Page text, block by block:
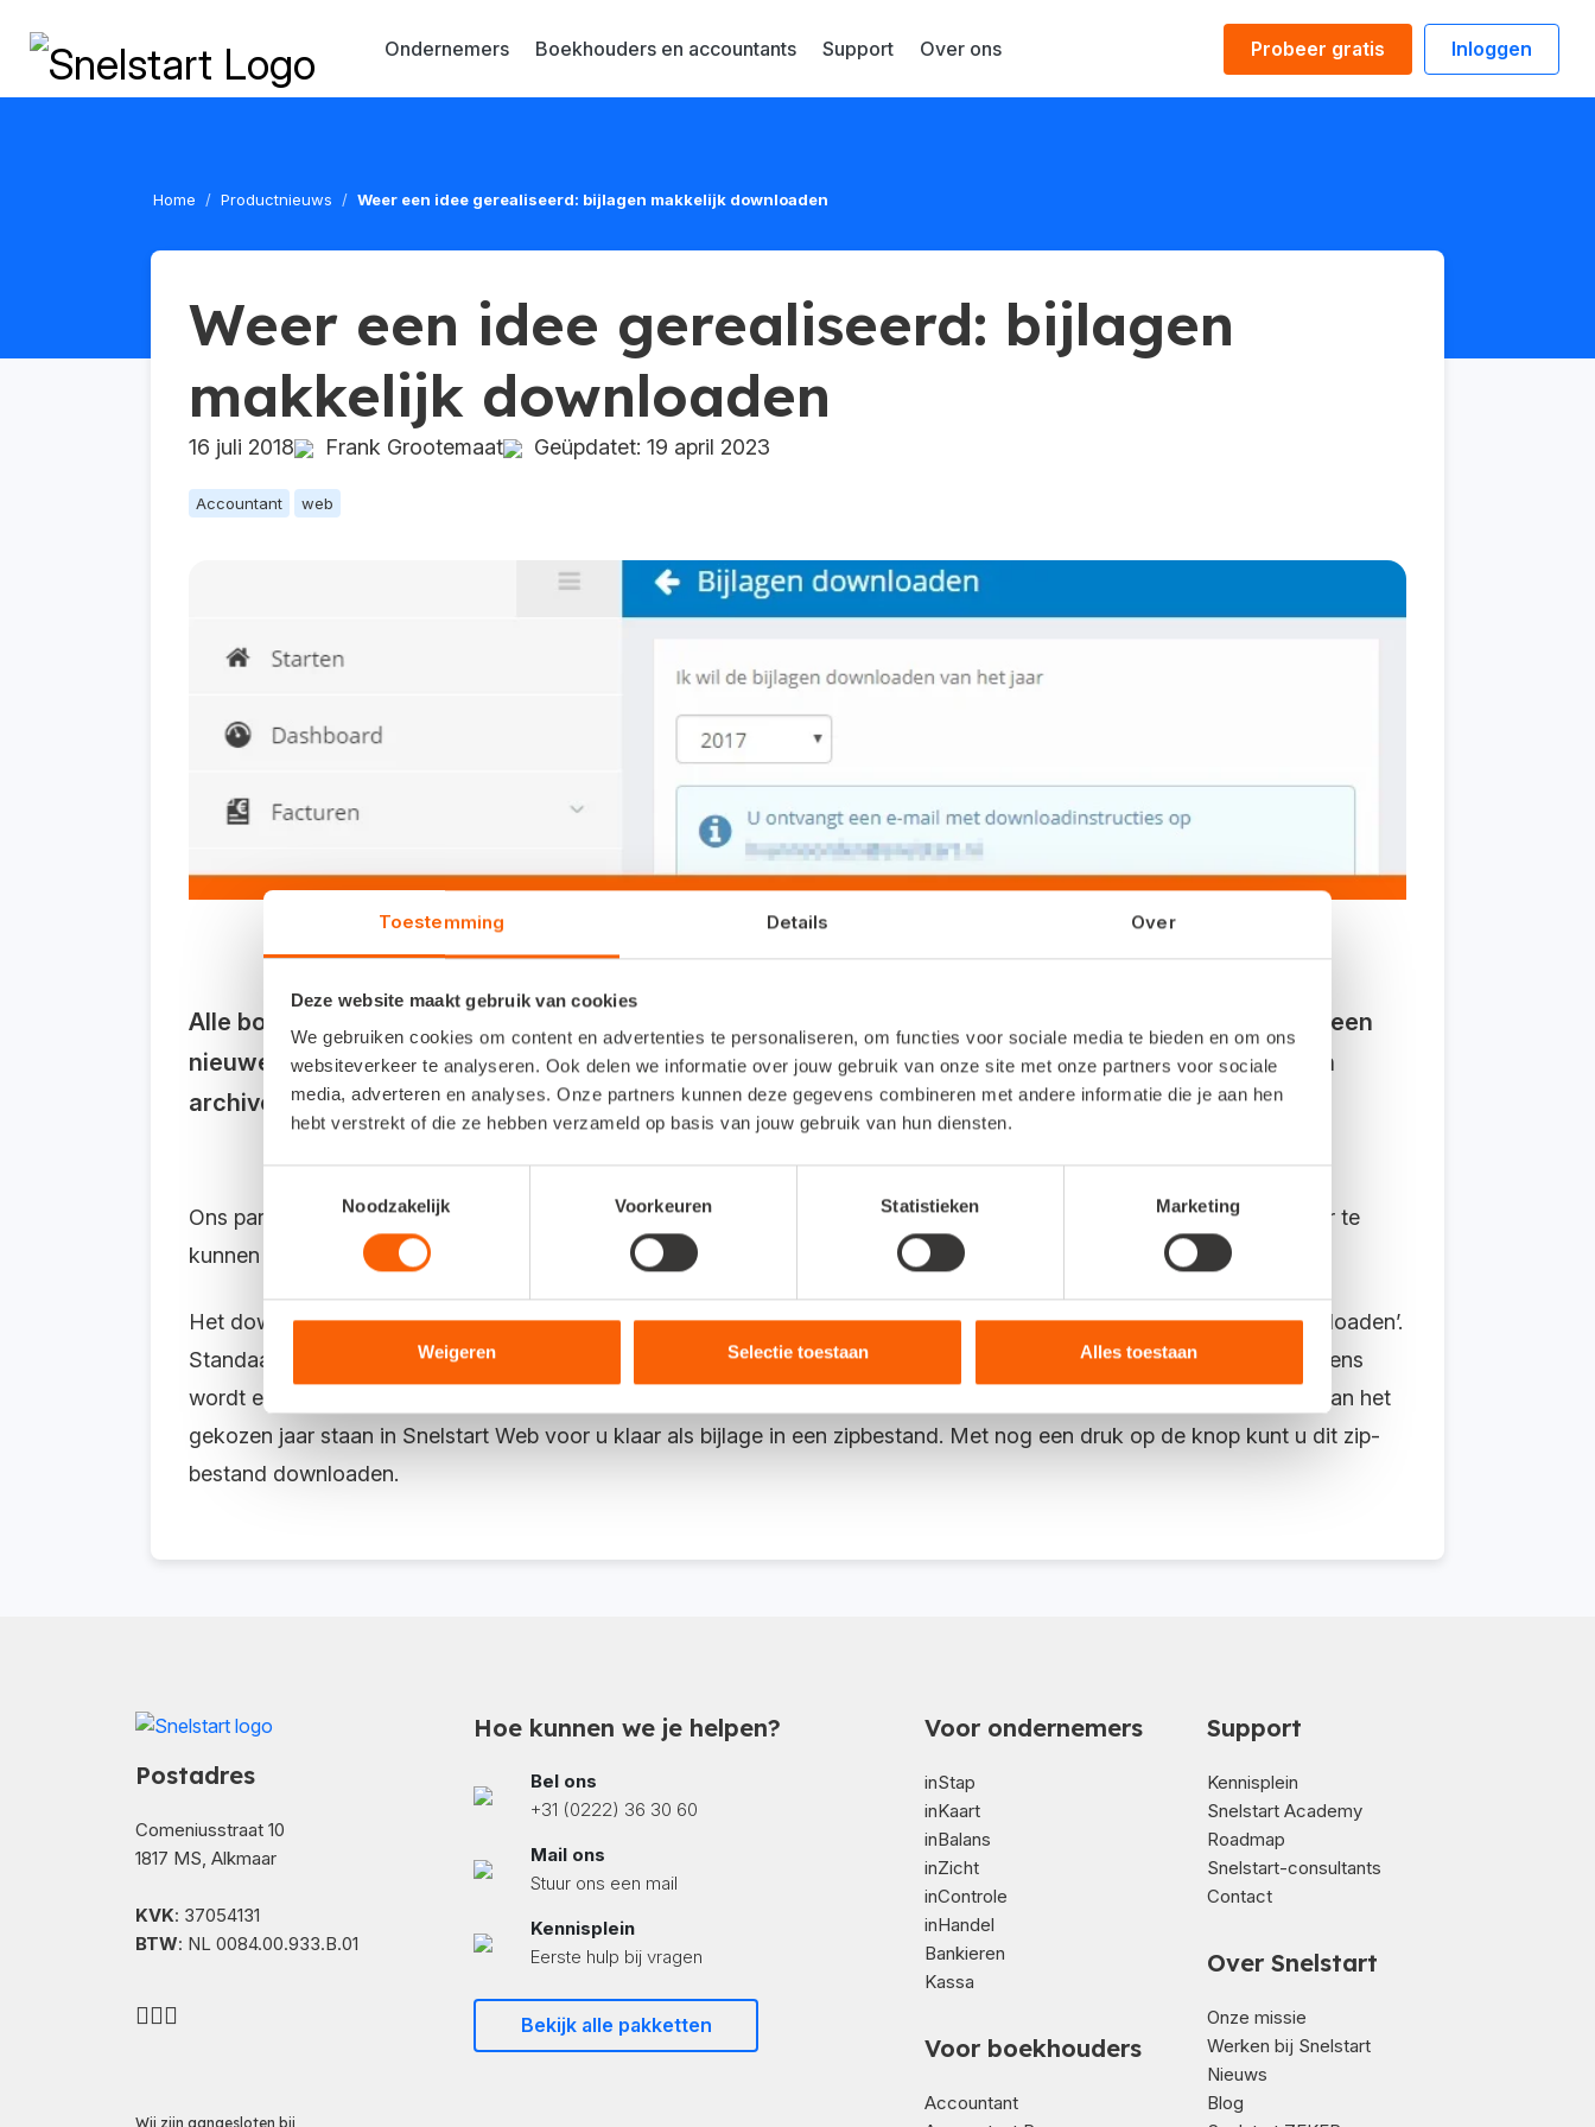
Toestemming Details Over
Deze website maakt gebruik van cookies
We gebruiken cookies om content en advertenties te personaliseren, om functies voor sociale media te bieden en om ons
websiteverkeer te analyseren. Ook delen we informatie over jouw gebruik van onze site met onze partners voor sociale
media, adverteren en analyses. Onze partners kunnen deze gegevens combineren met andere informatie die je aan hen
hebt verstrekt of die ze hebben verzameld op basis van jouw gebruik van hun diensten.
Noodzakelijk
Voorkeuren Statistieken Marketing
Weigeren Selectie toestaan Alles toestaan
Probeer gratis Inloggen
Ondernemers Boekhouders en accountants Support Over ons
Home Productnieuws Weer een idee gerealiseerd: bijlagen makkelijk downloaden
Weer een idee gerealiseerd: bijlagen
makkelijk downloaden
16 juli 2018 Frank Grootemaat Geüpdatet: 19 april 2023
Accountant web
Alle bonnetjes en facturen van een boekjaar met een paar muisklikken downloaden? Dat kan nu met een
nieuwe functionaliteit in Snelstart Web: ideaal voor kantoren die de administratie van een klant willen
archiveren of nodig hebben voor bijvoorbeeld een controle van de Belastingdienst.
Ons partnerteam signaleerde bij veel kantoren de wens om alle aan een boekjaar gekoppelde documenten in één keer te
kunnen downloaden. Ook op
bleek dat er vraag was naar deze mogelijkheid. Dit idee is nu gerealiseerd.
Het downloaden werkt heel simpel. Kies in Snelstart Web de administratie waar het om gaat en klik op ‘Bijlagen downloaden’.
Standaard wordt dan het voorbije jaar getoond, maar dit kan uiteraard worden aangepast. Klik op ‘Versturen’. Vervolgens
wordt een bericht met een link verstuurd naar uw e-mailadres. Klik vervolgens op die link: alle bonnetjes en facturen van het
gekozen jaar staan in Snelstart Web voor u klaar als bijlage in een zipbestand. Met nog een druk op de knop kunt u dit zip-
bestand downloaden.
Postadres
Comeniusstraat 10
1817 MS, Alkmaar
KVK: 37054131
BTW: NL 0084.00.933.B.01
Hoe kunnen we je helpen?
Bel ons
+31 (0222) 36 30 60
Mail ons
Stuur ons een mail
Kennisplein
Eerste hulp bij vragen
Bekijk alle pakketten
Wij zijn aangesloten bij
Voor ondernemers
inStap
inKaart
inBalans
inZicht
inControle
inHandel
Bankieren
Kassa
Voor boekhouders
Accountant
Support
Kennisplein
Snelstart Academy
Roadmap
Snelstart-consultants
Contact
Over Snelstart
Onze missie
Werken bij Snelstart
Nieuws
Blog